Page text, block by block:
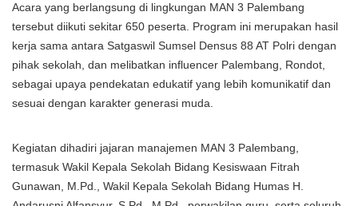
Acara yang berlangsung di lingkungan MAN 3 Palembang
tersebut diikuti sekitar 650 peserta. Program ini merupakan hasil
kerja sama antara Satgaswil Sumsel Densus 88 AT Polri dengan
pihak sekolah, dan melibatkan influencer Palembang, Rondot,
sebagai upaya pendekatan edukatif yang lebih komunikatif dan
sesuai dengan karakter generasi muda.
Kegiatan dihadiri jajaran manajemen MAN 3 Palembang,
termasuk Wakil Kepala Sekolah Bidang Kesiswaan Fitrah
Gunawan, M.Pd., Wakil Kepala Sekolah Bidang Humas H.